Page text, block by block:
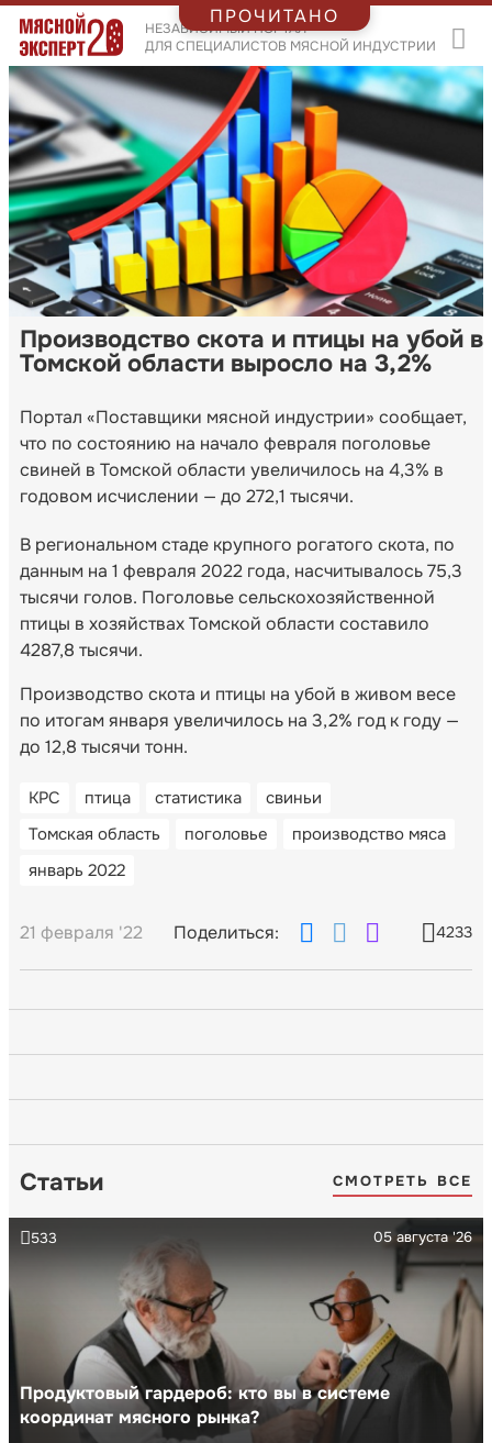
НЕЗАВИСИМЫЙ ПОРТАЛ
ДЛЯ СПЕЦИАЛИСТОВ МЯСНОЙ ИНДУСТРИИ
Производство скота и птицы на убой в
Томской области выросло на 3,2%
Портал «Поставщики мясной индустрии» сообщает,
что по состоянию на начало февраля поголовье
свиней в Томской области увеличилось на 4,3% в
годовом исчислении — до 272,1 тысячи.
В региональном стаде крупного рогатого скота, по
данным на 1 февраля 2022 года, насчитывалось 75,3
тысячи голов. Поголовье сельскохозяйственной
птицы в хозяйствах Томской области составило
4287,8 тысячи.
Производство скота и птицы на убой в живом весе
по итогам января увеличилось на 3,2% год к году —
до 12,8 тысячи тонн.
КРС птица статистика
свиньи
Томская область
поголовье
производство мяса
январь 2022
21 февраля '22 Поделиться: 4233
Статьи СМОТРЕТЬ ВСЕ
Продуктовый гардероб: кто вы в системе
координат мясного рынка?
05 августа '26
533
ПРОЧИТАНО